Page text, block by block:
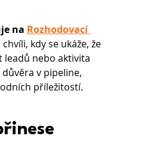
na Rozhodovací
kdy se ukáže, že
leadů nebo aktivita
v pipeline,
příležitostí.